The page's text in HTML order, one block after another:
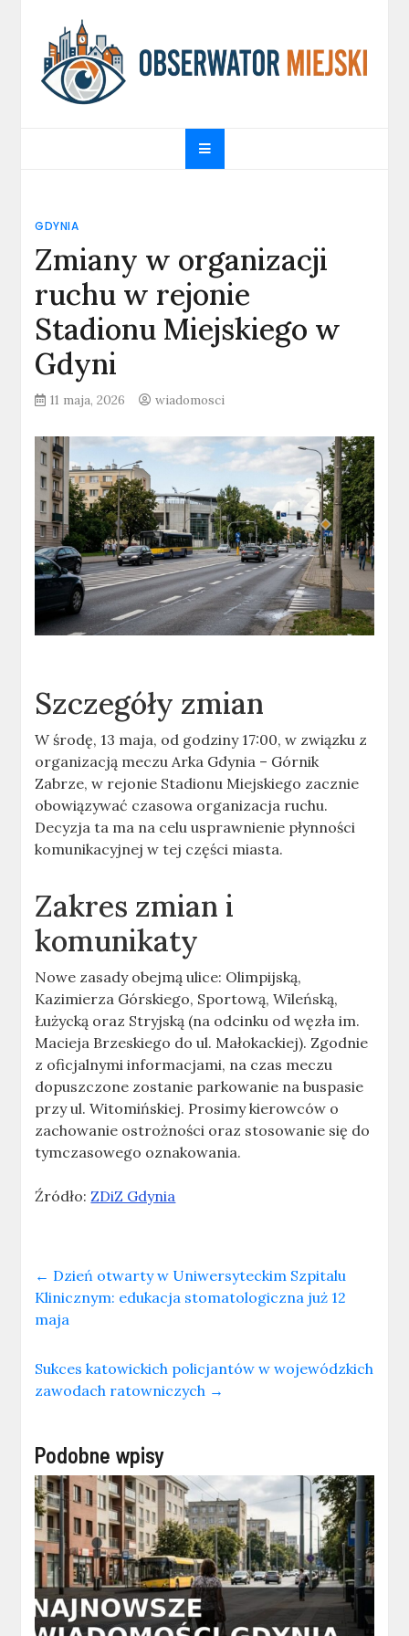
content
obserwatormiejski.pl
GDYNIA
Zmiany w organizacji
ruchu w rejonie
Stadionu Miejskiego w
Gdyni
11 maja, 2026 wiadomosci
Szczegóły zmian
W środę, 13 maja, od godziny 17:00, w związku z
organizacją meczu Arka Gdynia – Górnik
Zabrze, w rejonie Stadionu Miejskiego zacznie
obowiązywać czasowa organizacja ruchu.
Decyzja ta ma na celu usprawnienie płynności
komunikacyjnej w tej części miasta.
Zakres zmian i
komunikaty
Nowe zasady obejmą ulice: Olimpijską,
Kazimierza Górskiego, Sportową, Wileńską,
Łużycką oraz Stryjską (na odcinku od węzła im.
Macieja Brzeskiego do ul. Małokackiej). Zgodnie
z oficjalnymi informacjami, na czas meczu
dopuszczone zostanie parkowanie na buspasie
przy ul. Witomińskiej. Prosimy kierowców o
zachowanie ostrożności oraz stosowanie się do
tymczasowego oznakowania.
Źródło:ZDiZ Gdynia
← Dzień otwarty w Uniwersyteckim Szpitalu
Klinicznym: edukacja stomatologiczna już 12
maja
Sukces katowickich policjantów w wojewódzkich
zawodach ratowniczych →
Podobne wpisy